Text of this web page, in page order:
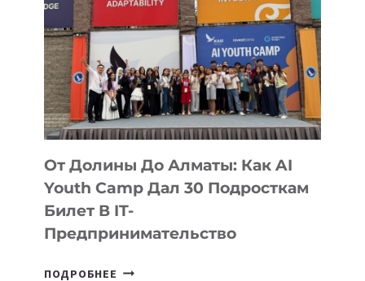
От Долины До Алматы: Как AI
Youth Camp Дал 30 Подросткам
Билет В IT-
Предпринимательство
ПОДРОБНЕЕ ОТ